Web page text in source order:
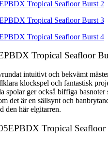
Tropical Seafloor
intuitivt och bekvämt
klockspel och fantastisk
spolar ger också biffiga
det är en sällsynt och
den här elgitarren.
Tropical Seafloor